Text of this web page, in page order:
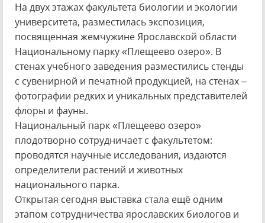
На двух этажах факультета биологии и экологии
университета, разместилась экспозиция,
посвященная жемчужине Ярославской области
Национальному парку «Плещеево озеро». В
стенах учебного заведения разместились стенды
с сувенирной и печатной продукцией, на стенах –
фотографии редких и уникальных представителей
флоры и фауны.
Национальный парк «Плещеево озеро»
плодотворно сотрудничает с факультетом:
проводятся научные исследования, издаются
определители растений и животных
национального парка.
Открытая сегодня выставка стала ещё одним
этапом сотрудничества ярославских биологов и